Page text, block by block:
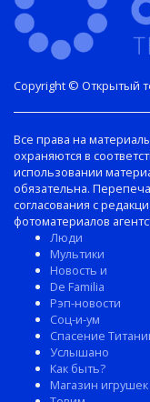
Все права на
охраняются в
использовании
обязательна.
согласования с
фотоматериалов
Люди
Мультики
Новость и
De Familia
Рэп-новости
Соц-и-ум
Спасение
Услышано
Как быть?
Магазин игрушек